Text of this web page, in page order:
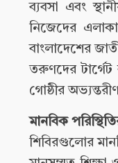
ব্যবসা এবং
নিজেদের
বাংলাদেশের
তরুণদের
গোষ্ঠীর
মানবিক
শিবিরগুলোর